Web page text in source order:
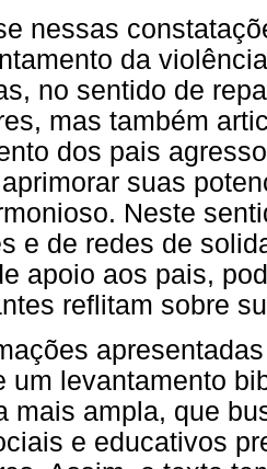
nessas
da
no sentido de
mas também
dos pais
suas
Neste
e de redes de
apoio aos pais,
reflitam sobre
um levantamento
mais ampla, que
e educativos